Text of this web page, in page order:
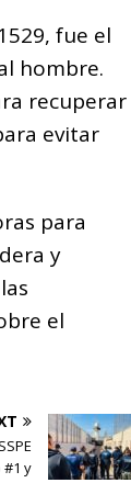
fue el
hombre.
recuperar
evitar
para
y
el
y